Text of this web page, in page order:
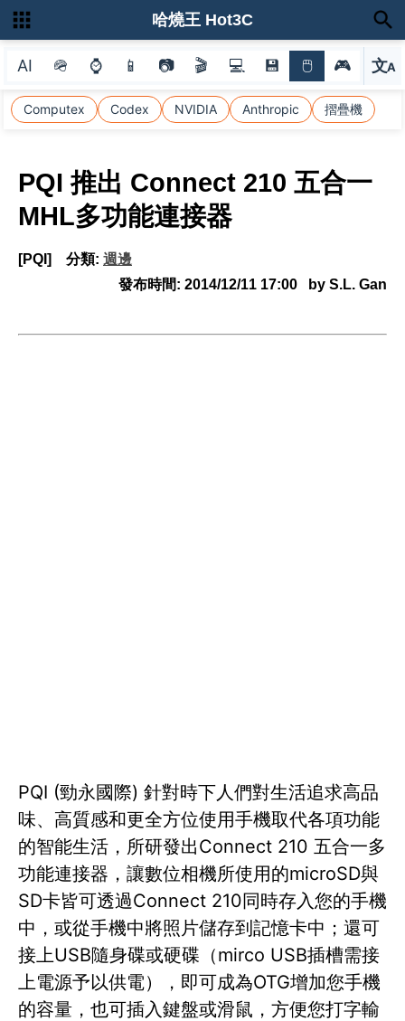
AI 🪖 ⌚ 📱 📷 🎬 💻 💾 🖱 🎮 文A
選
Computex Codex NVIDIA Anthropic 摺疊機
哈燒王 Hot3C
PQI 推出 Connect 210 五合一
MHL多功能連接器
[PQI] 分類: 週邊
發布時間: 2014/12/11 17:00 by S.L. Gan
PQI (勁永國際) 針對時下人們對生活追求高品
味、高質感和更全方位使用手機取代各項功能
的智能生活，所研發出Connect 210 五合一多
功能連接器，讓數位相機所使用的microSD與
SD卡皆可透過Connect 210同時存入您的手機
中，或從手機中將照片儲存到記憶卡中；還可
接上USB隨身碟或硬碟（mirco USB插槽需接
上電源予以供電），即可成為OTG增加您手機
的容量，也可插入鍵盤或滑鼠，方便您打字輸